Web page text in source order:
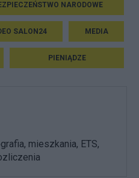
NARODOWE
SALON24 MEDIA
PIENIĄDZE
mieszkania, ETS,